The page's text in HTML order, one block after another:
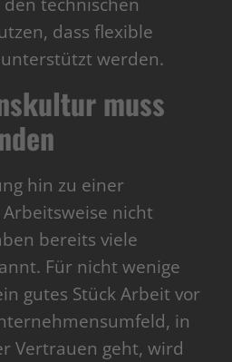
technischen
dass flexible
werden.
muss
hin zu einer
nicht
bereits viele
Für nicht wenige
gutes Stück Arbeit vor
in
Vertrauen geht, wird